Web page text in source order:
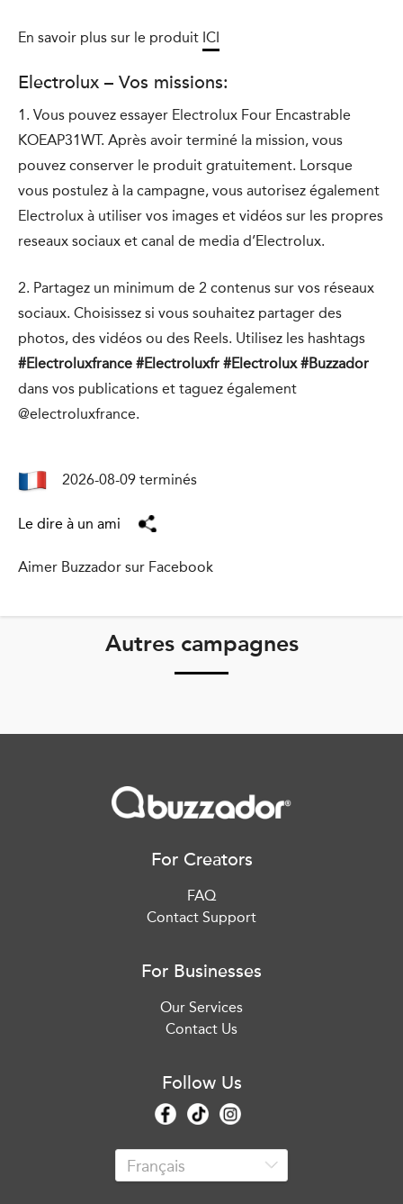
En savoir plus sur le produit ICI
Electrolux – Vos missions:
1. Vous pouvez essayer Electrolux Four Encastrable
KOEAP31WT. Après avoir terminé la mission, vous
pouvez conserver le produit gratuitement. Lorsque
vous postulez à la campagne, vous autorisez également
Electrolux à utiliser vos images et vidéos sur les propres
reseaux sociaux et canal de media d’Electrolux.
2. Partagez un minimum de 2 contenus sur vos réseaux
sociaux. Choisissez si vous souhaitez partager des
photos, des vidéos ou des Reels. Utilisez les hashtags
#Electroluxfrance #Electroluxfr #Electrolux #Buzzador
dans vos publications et taguez également
@electroluxfrance.
2026-08-09 terminés
Le dire à un ami
Aimer Buzzador sur Facebook
Autres campagnes
For Creators
FAQ
Contact Support
For Businesses
Our Services
Contact Us
Follow Us